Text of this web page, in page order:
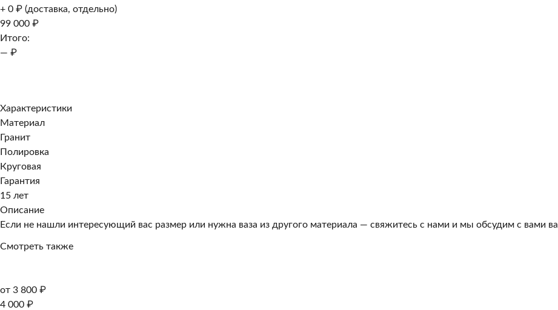
+ 0 ₽ (доставка, отдельно)
99 000 ₽
Итого:
— ₽
Характеристики
Материал
Гранит
Полировка
Круговая
Гарантия
15 лет
Описание
Если не нашли интересующий вас размер или нужна ваза из другого материала — свяжитесь с нами и мы обсудим с вами
Смотреть также
от 3 800 ₽
4 000 ₽